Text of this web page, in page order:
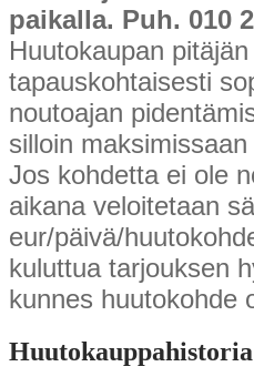
paikalla. Puh. 010
Huutokaupan
tapauskohtaisesti
noutoajan
silloin
Jos kohdetta ei ole
aikana veloitetaan
eur/päivä/
kuluttua tarjouksen
kunnes huutokohde
Huutokauppahistoria